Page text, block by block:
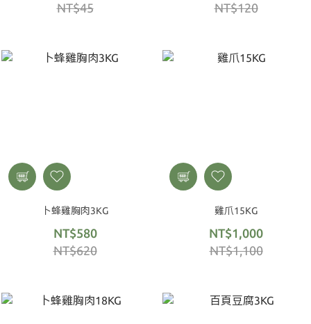
NT$45
NT$120
卜蜂雞胸肉3KG
NT$580
NT$620
雞爪15KG
NT$1,000
NT$1,100